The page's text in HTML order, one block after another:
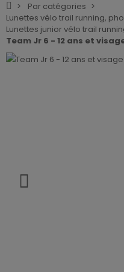
Par catégories
Lunettes vélo trail running,
Lunettes junior vélo trail
Team Jr 6 - 12 ans et